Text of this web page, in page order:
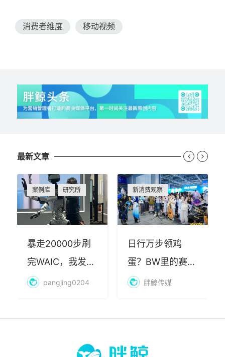
消费者维度 移动视频
最新文章
案例库 研究所
暴走20000步刷
完WAIC，我发现
AI最赚钱的不是
pangjing0204
新消费观察
日行万步领鸡
蛋？BW里的赛博
朝圣，藏着品牌
胖鲸传媒
 